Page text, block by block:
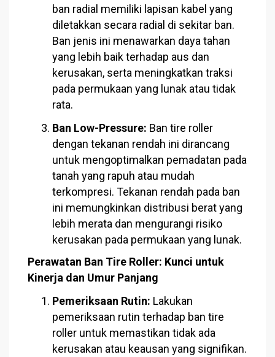
ban radial memiliki lapisan kabel yang
diletakkan secara radial di sekitar ban.
Ban jenis ini menawarkan daya tahan
yang lebih baik terhadap aus dan
kerusakan, serta meningkatkan traksi
pada permukaan yang lunak atau tidak
rata.
Ban Low-Pressure: Ban tire roller
dengan tekanan rendah ini dirancang
untuk mengoptimalkan pemadatan pada
tanah yang rapuh atau mudah
terkompresi. Tekanan rendah pada ban
ini memungkinkan distribusi berat yang
lebih merata dan mengurangi risiko
kerusakan pada permukaan yang lunak.
Perawatan Ban Tire Roller: Kunci untuk
Kinerja dan Umur Panjang
Pemeriksaan Rutin: Lakukan
pemeriksaan rutin terhadap ban tire
roller untuk memastikan tidak ada
kerusakan atau keausan yang signifikan.